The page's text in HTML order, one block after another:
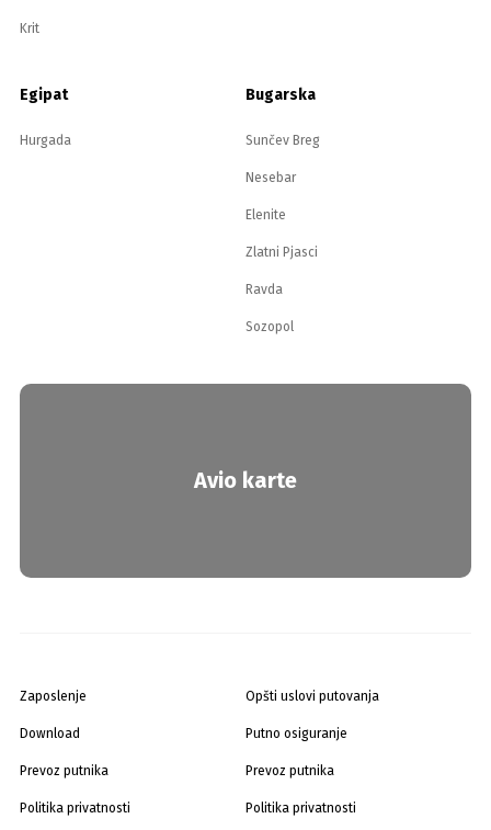
Krit
Egipat
Hurgada
Bugarska
Sunčev Breg
Nesebar
Elenite
Zlatni Pjasci
Ravda
Sozopol
Avio karte
Zaposlenje
Download
Prevoz putnika
Politika privatnosti
Opšti uslovi putovanja
Putno osiguranje
Prevoz putnika
Politika privatnosti